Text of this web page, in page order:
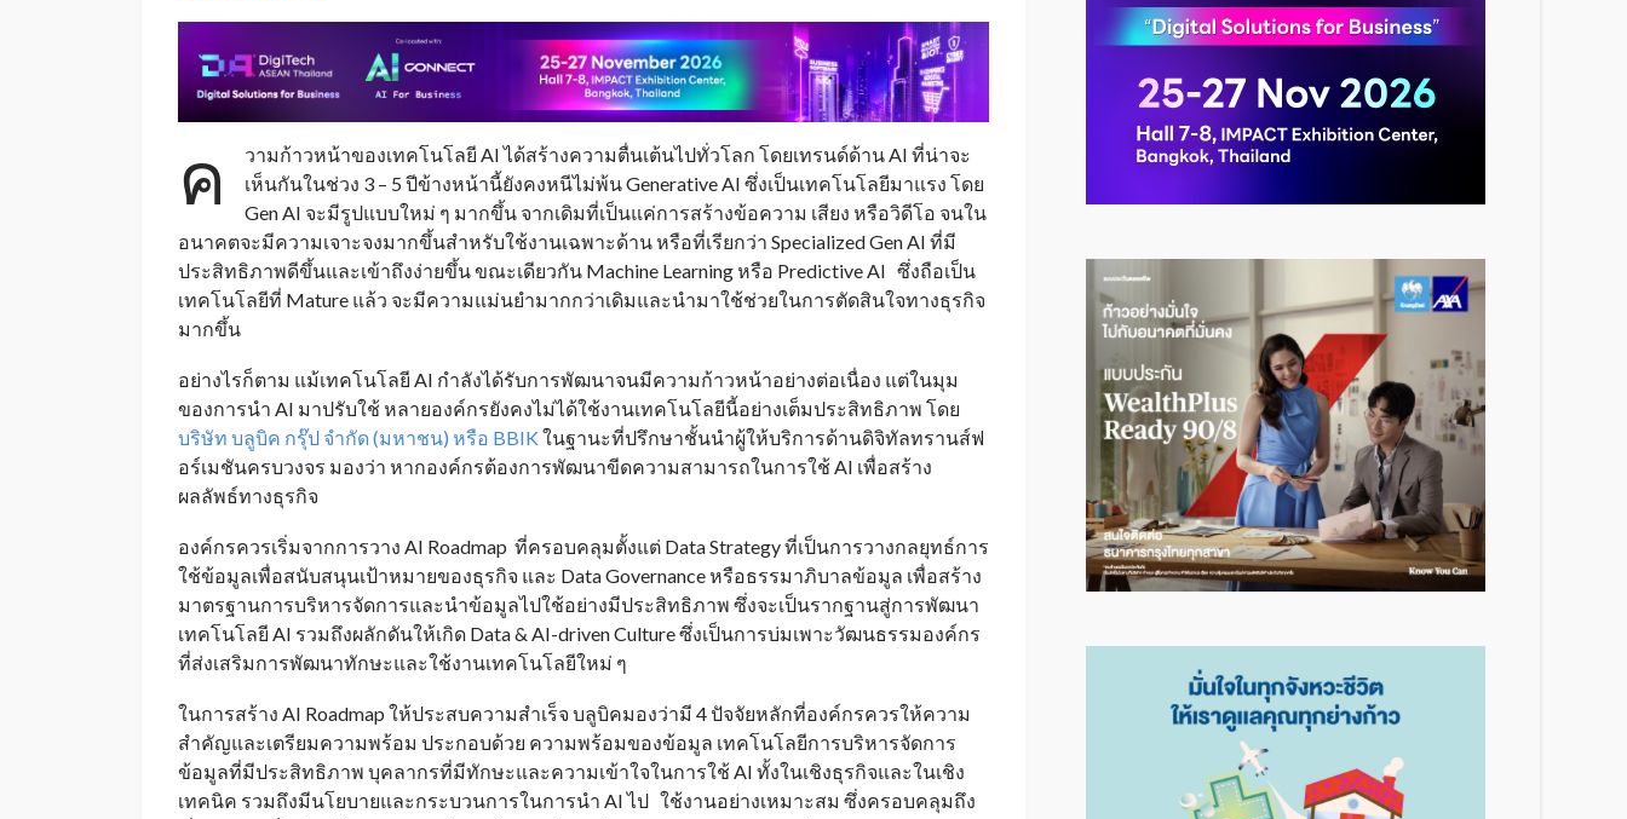
ค
วามก้าวหน้าของเทคโนโลยี AI ได้สร้างความตื่นเต้นไปทั่วโลก โดยเทรนด์ด้าน AI ที่น่าจะ
เห็นกันในช่วง 3 – 5 ปีข้างหน้านี้ยังคงหนีไม่พ้น Generative AI ซึ่งเป็นเทคโนโลยีมาแรง โดย
Gen AI จะมีรูปแบบใหม่ ๆ มากขึ้น จากเดิมที่เป็นแค่การสร้างข้อความ เสียง หรือวิดีโอ จนใน
อนาคตจะมีความเจาะจงมากขึ้นสำหรับใช้งานเฉพาะด้าน หรือที่เรียกว่า Specialized Gen AI ที่มี
ประสิทธิภาพดีขึ้นและเข้าถึงง่ายขึ้น ขณะเดียวกัน Machine Learning หรือ Predictive AI ซึ่งถือเป็น
เทคโนโลยีที่ Mature แล้ว จะมีความแม่นยำมากกว่าเดิมและนำมาใช้ช่วยในการตัดสินใจทางธุรกิจ
มากขึ้น
อย่างไรก็ตาม แม้เทคโนโลยี AI กำลังได้รับการพัฒนาจนมีความก้าวหน้าอย่างต่อเนื่อง แต่ในมุม
ของการนำ AI มาปรับใช้ หลายองค์กรยังคงไม่ได้ใช้งานเทคโนโลยีนี้อย่างเต็มประสิทธิภาพ โดย
บริษัท บลูบิค กรุ๊ป จำกัด (มหาชน) หรือ BBIK ในฐานะที่ปรึกษาชั้นนำผู้ให้บริการด้านดิจิทัลทรานส์ฟ
อร์เมชันครบวงจร มองว่า หากองค์กรต้องการพัฒนาขีดความสามารถในการใช้ AI เพื่อสร้าง
ผลลัพธ์ทางธุรกิจ
องค์กรควรเริ่มจากการวาง AI Roadmap ที่ครอบคลุมตั้งแต่ Data Strategy ที่เป็นการวางกลยุทธ์การ
ใช้ข้อมูลเพื่อสนับสนุนเป้าหมายของธุรกิจ และ Data Governance หรือธรรมาภิบาลข้อมูล เพื่อสร้าง
มาตรฐานการบริหารจัดการและนำข้อมูลไปใช้อย่างมีประสิทธิภาพ ซึ่งจะเป็นรากฐานสู่การพัฒนา
เทคโนโลยี AI รวมถึงผลักดันให้เกิด Data & AI-driven Culture ซึ่งเป็นการบ่มเพาะวัฒนธรรมองค์กร
ที่ส่งเสริมการพัฒนาทักษะและใช้งานเทคโนโลยีใหม่ ๆ
ในการสร้าง AI Roadmap ให้ประสบความสำเร็จ บลูบิคมองว่ามี 4 ปัจจัยหลักที่องค์กรควรให้ความ
สำคัญและเตรียมความพร้อม ประกอบด้วย ความพร้อมของข้อมูล เทคโนโลยีการบริหารจัดการ
ข้อมูลที่มีประสิทธิภาพ บุคลากรที่มีทักษะและความเข้าใจในการใช้ AI ทั้งในเชิงธุรกิจและในเชิง
เทคนิค รวมถึงมีนโยบายและกระบวนการในการนำ AI ไป ใช้งานอย่างเหมาะสม ซึ่งครอบคลุมถึง